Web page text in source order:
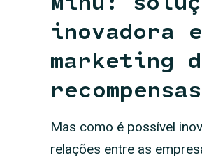
inovadora
marketing
recompensas
Mas como é possível
relações entre as